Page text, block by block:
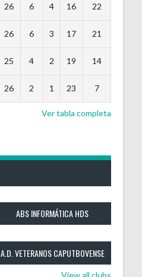
26 6 4 16 22
26 6 3 17 21
25 4 2 19 14
26 2 1 23 7
Ver tabla completa
ABS INFORMÁTICA HDS
A.D. VETERANOS CAPUTBOVENSE
View all clubs